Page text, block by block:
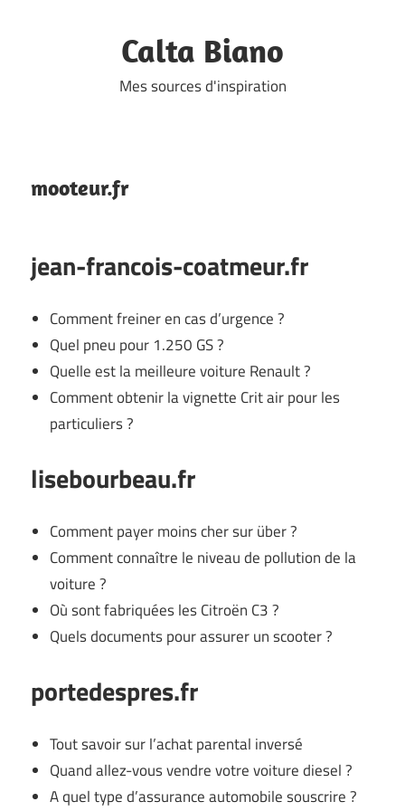
Calta Biano
Mes sources d'inspiration
mooteur.fr
jean-francois-coatmeur.fr
Comment freiner en cas d’urgence ?
Quel pneu pour 1.250 GS ?
Quelle est la meilleure voiture Renault ?
Comment obtenir la vignette Crit air pour les
particuliers ?
lisebourbeau.fr
Comment payer moins cher sur über ?
Comment connaître le niveau de pollution de la
voiture ?
Où sont fabriquées les Citroën C3 ?
Quels documents pour assurer un scooter ?
portedespres.fr
Tout savoir sur l’achat parental inversé
Quand allez-vous vendre votre voiture diesel ?
A quel type d’assurance automobile souscrire ?